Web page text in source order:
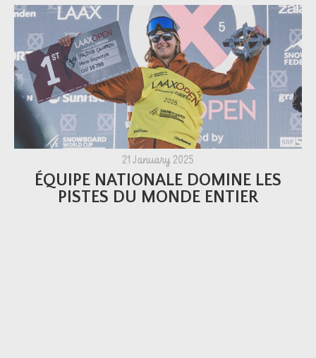
21 January 2025
ÉQUIPE NATIONALE DOMINE LES
PISTES DU MONDE ENTIER